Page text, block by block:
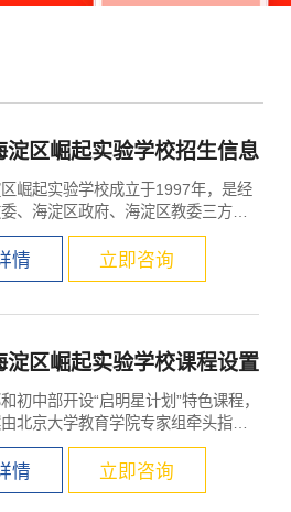
淀区崛起实验学校招生信息
崛起实验学校成立于1997年，是经
、海淀区政府、海淀区教委三方联
12年...
情 立即咨询
淀区崛起实验学校课程设置
初中部开设“启明星计划”特色课程，
北京大学教育学院专家组牵头指导
情 立即咨询